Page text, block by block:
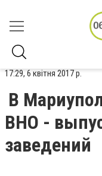
17:29, 6 квітня 2017 р.
В
ВНО -
заведений